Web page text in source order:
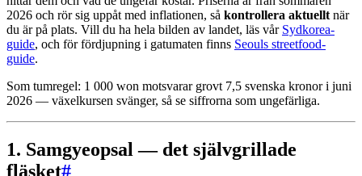
2026 och rör sig uppåt med inflationen, så kontrollera aktuellt när
du är på plats. Vill du ha hela bilden av landet, läs vår Sydkorea-
guide, och för fördjupning i gatumaten finns Seouls streetfood-
guide.
Som tumregel: 1 000 won motsvarar grovt 7,5 svenska kronor i juni
2026 — växelkursen svänger, så se siffrorna som ungefärliga.
1. Samgyeopsal — det självgrillade
fläsket#